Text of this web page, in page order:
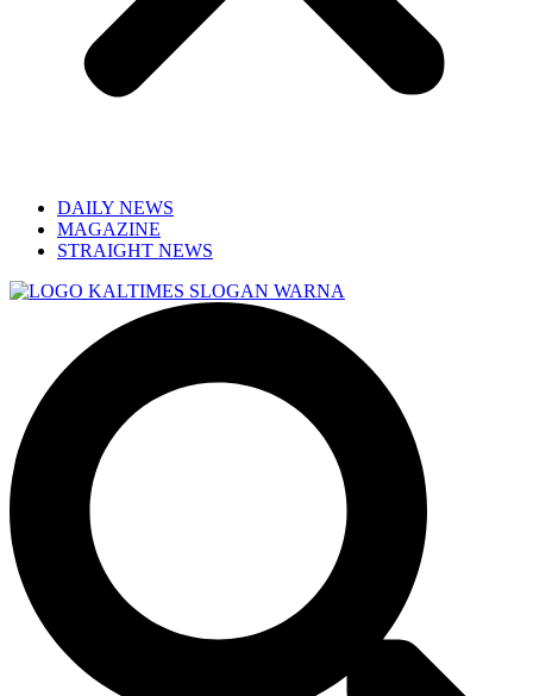
DAILY NEWS
MAGAZINE
STRAIGHT NEWS